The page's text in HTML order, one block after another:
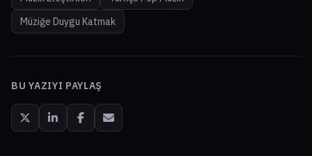
Müziğe Duygu Katmak
BU YAZIYI PAYLAŞ